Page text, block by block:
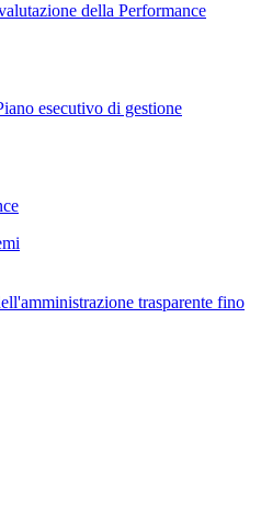
della Performance
esecutivo di gestione
trasparente fino